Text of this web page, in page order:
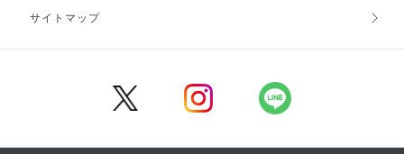
キャンセル・返品・交換
サイトマップ